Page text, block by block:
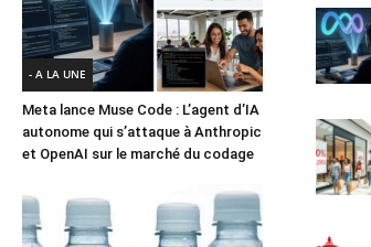
- A LA UNE
Meta lance Muse Code : L’agent d’IA
autonome qui s’attaque à Anthropic
et OpenAI sur le marché du codage